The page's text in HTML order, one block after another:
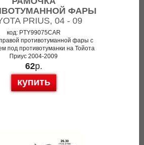
ФАРЫ
PRIUS, 04 - 09
код: PTY99075CAR
противотуманной фары с
под противотуманки на Тойота
Приус 2004-2009
62р.
купить